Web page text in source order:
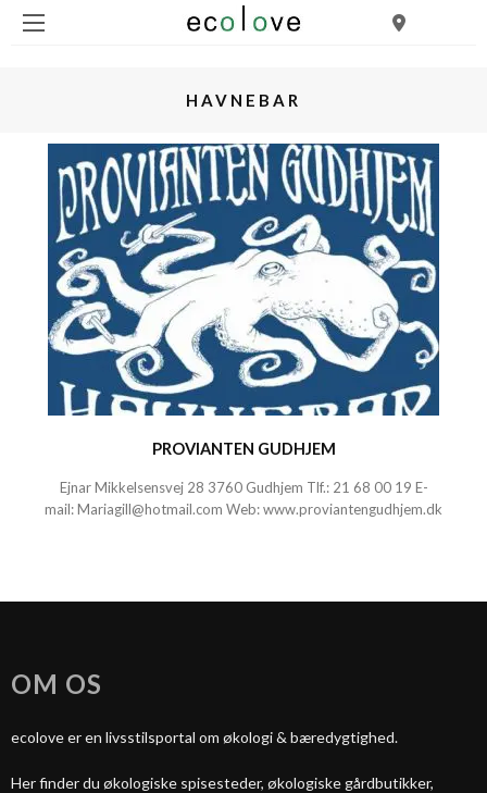
HAVNEBAR
PROVIANTEN GUDHJEM
Ejnar Mikkelsensvej 28 3760 Gudhjem Tlf.:21 68 00 19 E-
mail:Mariagill@hotmail.com Web:www.proviantengudhjem.dk
OM OS
ecolove er en livsstilsportal om økologi & bæredygtighed.
Her finder du økologiske spisesteder, økologiske gårdbutikker,